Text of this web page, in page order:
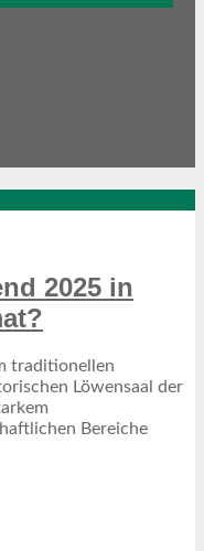
2025 in
traditionellen
Löwensaal der
Bereiche